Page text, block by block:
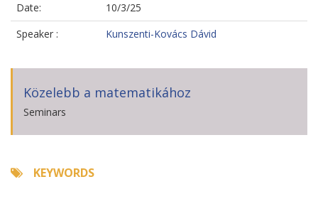
Date:
10/3/25
Speaker :
Kunszenti-Kovács Dávid
Közelebb a matematikához
Seminars
KEYWORDS